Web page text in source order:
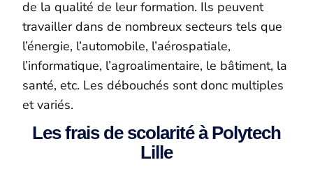
de la qualité de leur formation. Ils peuvent
travailler dans de nombreux secteurs tels que
l’énergie, l’automobile, l’aérospatiale,
l’informatique, l’agroalimentaire, le bâtiment, la
santé, etc. Les débouchés sont donc multiples
et variés.
Les frais de scolarité à Polytech
Lille